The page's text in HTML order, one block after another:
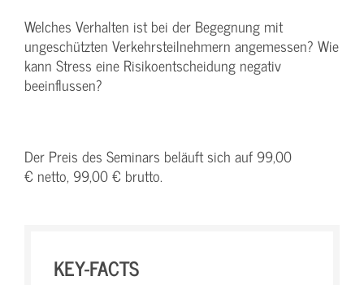
Welches Verhalten ist bei der Begegnung mit
ungeschützten Verkehrsteilnehmern angemessen? Wie
kann Stress eine Risikoentscheidung negativ
beeinflussen?
Der Preis des Seminars beläuft sich auf 99,00
€ netto, 99,00 € brutto.
KEY-FACTS